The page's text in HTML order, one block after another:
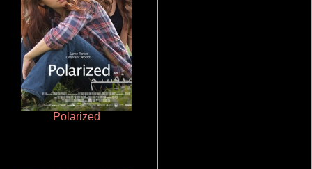
Polarized